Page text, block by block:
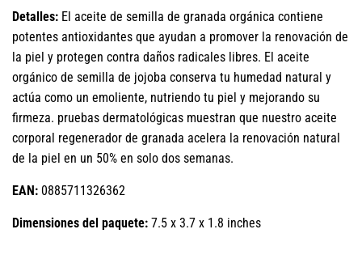
Detalles: El aceite de semilla de granada orgánica contiene
potentes antioxidantes que ayudan a promover la renovación de
la piel y protegen contra daños radicales libres. El aceite
orgánico de semilla de jojoba conserva tu humedad natural y
actúa como un emoliente, nutriendo tu piel y mejorando su
firmeza. pruebas dermatológicas muestran que nuestro aceite
corporal regenerador de granada acelera la renovación natural
de la piel en un 50% en solo dos semanas.
EAN: 0885711326362
Dimensiones del paquete: 7.5 x 3.7 x 1.8 inches